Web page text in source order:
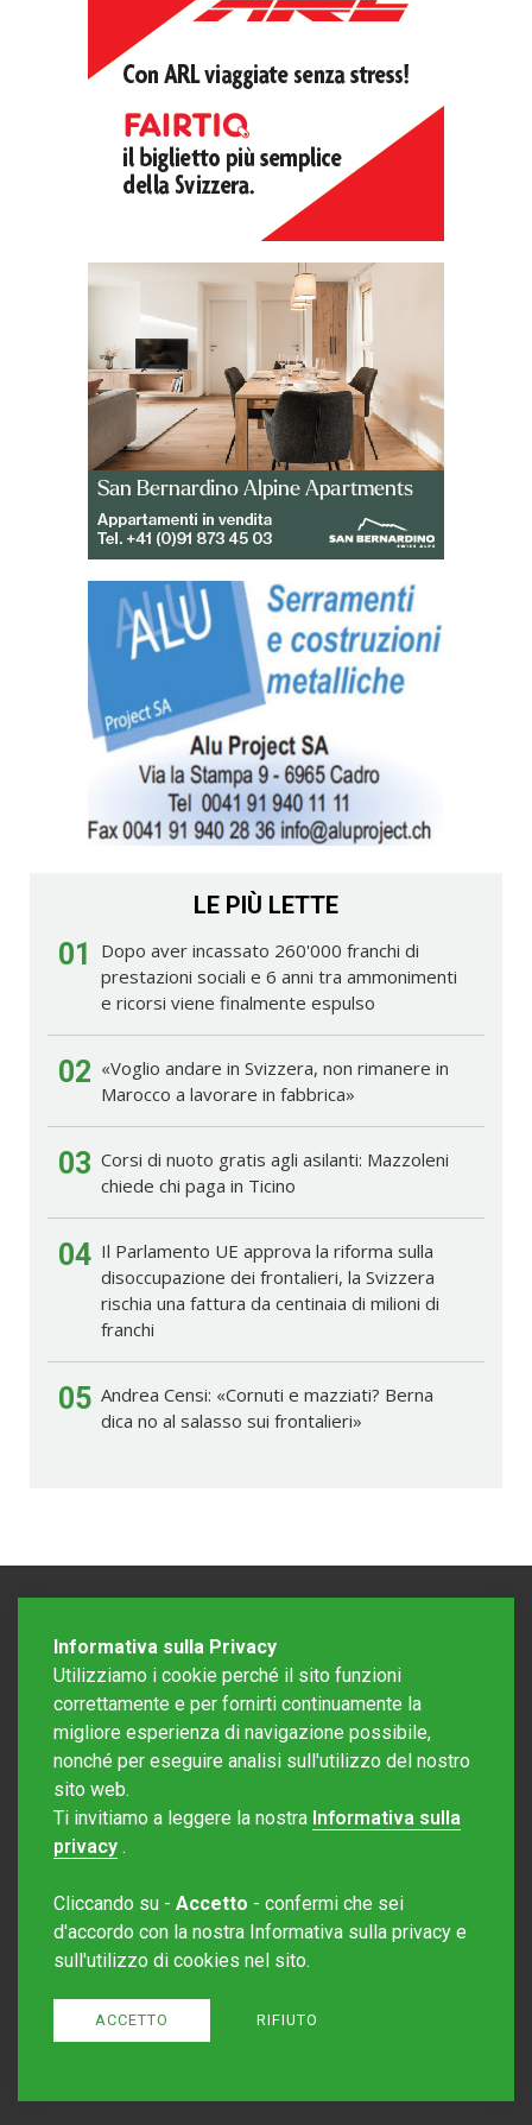
LE PIÙ LETTE
01
Dopo aver incassato 260'000 franchi di
prestazioni sociali e 6 anni tra ammonimenti
e ricorsi viene finalmente espulso
02 «Voglio andare in Svizzera, non rimanere in
Marocco a lavorare in fabbrica»
03 Corsi di nuoto gratis agli asilanti: Mazzoleni
chiede chi paga in Ticino
04 Il Parlamento UE approva la riforma sulla
disoccupazione dei frontalieri, la Svizzera
rischia una fattura da centinaia di milioni di
franchi
05 Andrea Censi: «Cornuti e mazziati? Berna
dica no al salasso sui frontalieri»
Editore Rotostampa SA
Sito creato daRedesign
Informativa sulla Privacy
Utilizziamo i cookie perché il sito funzioni
correttamente e per fornirti continuamente la
migliore esperienza di navigazione possibile,
nonché per eseguire analisi sull'utilizzo del nostro
sito web.
Ti invitiamo a leggere la nostra Informativa sulla
privacy .
Cliccando su - Accetto - confermi che sei
d'accordo con la nostra Informativa sulla privacy e
sull'utilizzo di cookies nel sito.
ACCETTO RIFIUTO